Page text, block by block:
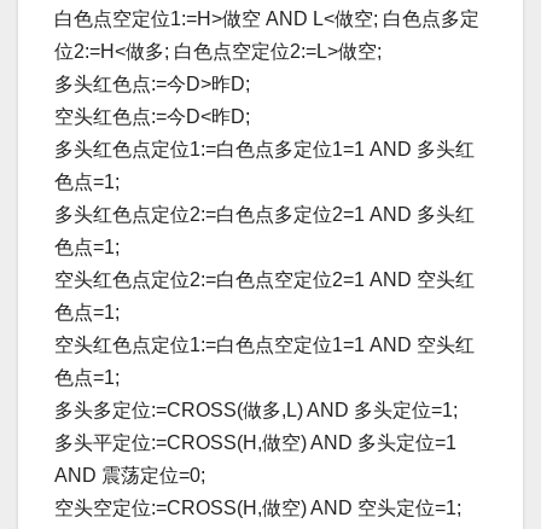
白色点空定位1:=H>做空 AND L<做空; 白色点多定
位2:=H<做多; 白色点空定位2:=L>做空;
多头红色点:=今D>昨D;
空头红色点:=今D<昨D;
多头红色点定位1:=白色点多定位1=1 AND 多头红
色点=1;
多头红色点定位2:=白色点多定位2=1 AND 多头红
色点=1;
空头红色点定位2:=白色点空定位2=1 AND 空头红
色点=1;
空头红色点定位1:=白色点空定位1=1 AND 空头红
色点=1;
多头多定位:=CROSS(做多,L) AND 多头定位=1;
多头平定位:=CROSS(H,做空) AND 多头定位=1
AND 震荡定位=0;
空头空定位:=CROSS(H,做空) AND 空头定位=1;